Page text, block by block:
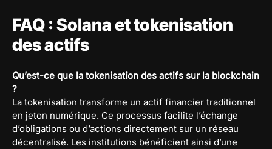
FAQ : Solana et tokenisation
des actifs
Qu’est-ce que la tokenisation des actifs sur la blockchain
?
La tokenisation transforme un actif financier traditionnel
en jeton numérique. Ce processus facilite l’échange
d’obligations ou d’actions directement sur un réseau
décentralisé. Les institutions bénéficient ainsi d’une